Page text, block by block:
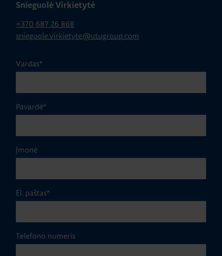
Snieguolė Virkietytė
+370 687 26 868
snieguole.virkietyte@utugroup.com
Vardas*
Pavardė*
Įmonė
El. paštas*
Telefono numeris